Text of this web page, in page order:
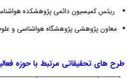
دائمی پژوهشکده هواشناسی از
پژوهشگاه هواشناسی و علوم جو از سال 1398
تحقیقاتی مرتبط با حوزه فعالیت